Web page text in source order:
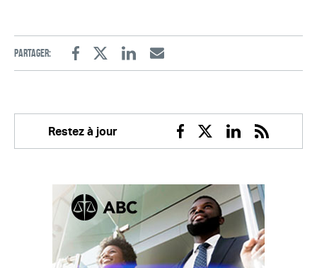
Partager:
FacebookTwitterLinkedinEmail
Restez à jour
Facebook
TwitterLinkedin
RSS